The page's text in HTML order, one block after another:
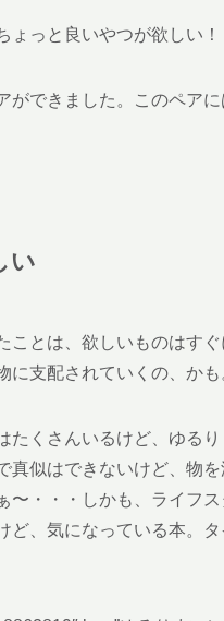
ょっと良いやつが欲しい
ができました。このペア
い
ことは、欲しいものはす
に支配されていくの、かも
たくさんいるけど、ゆる
真似はできないけど、物
〜・・・しかも、ライフ
ど、気になっている本。